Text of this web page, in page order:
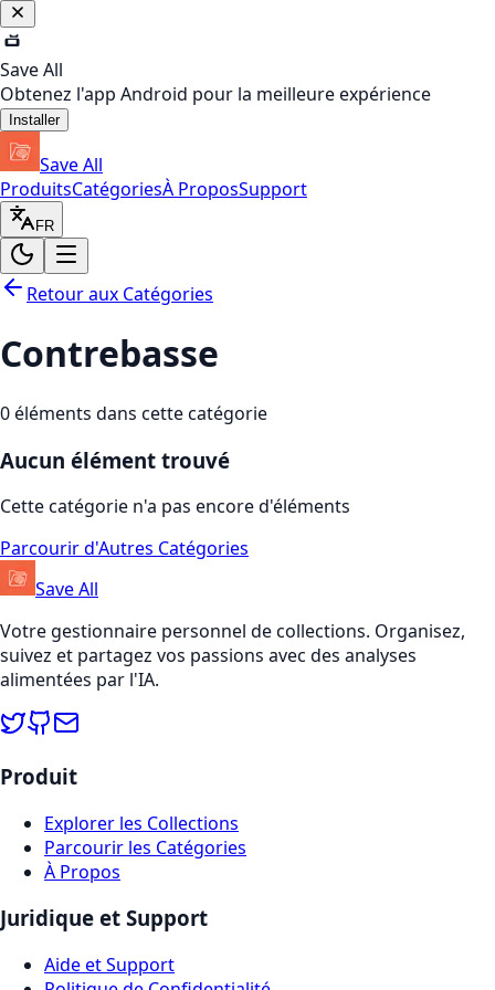
Save All
Obtenez l'app Android pour la meilleure expérience
Installer
Save All
ProduitsCatégoriesÀ ProposSupport
FR
Retour aux Catégories
Contrebasse
0éléments dans cette catégorie
Aucun élément trouvé
Cette catégorie n'a pas encore d'éléments
Parcourir d'Autres Catégories
Save All
Votre gestionnaire personnel de collections. Organisez,
suivez et partagez vos passions avec des analyses
alimentées par l'IA.
Produit
Explorer les Collections
Parcourir les Catégories
À Propos
Juridique et Support
Aide et Support